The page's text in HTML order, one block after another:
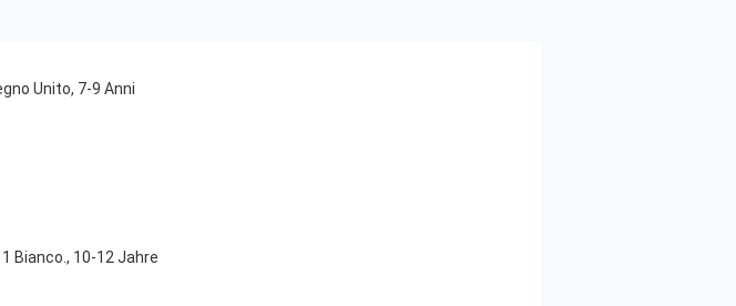
Unito, 7-9 Anni
Bianco., 10-12 Jahre